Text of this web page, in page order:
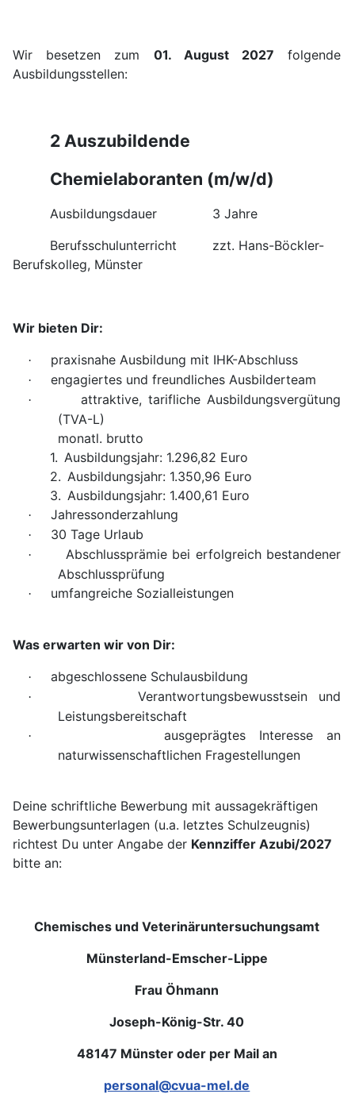
Wir besetzen zum 01. August 2027 folgende
Ausbildungsstellen:
2 Auszubildende
Chemielaboranten (m/w/d)
Ausbildungsdauer
3 Jahre
Berufsschulunterricht
zzt. Hans-Böckler-
Berufskolleg, Münster
Wir bieten Dir:
· praxisnahe Ausbildung mit IHK-Abschluss
· engagiertes und freundliches Ausbilderteam
·
attraktive, tarifliche Ausbildungsvergütung
(TVA-L)
monatl. brutto
1. Ausbildungsjahr: 1.296,82 Euro
2. Ausbildungsjahr: 1.350,96 Euro
3. Ausbildungsjahr: 1.400,61 Euro
· Jahressonderzahlung
· 30 Tage Urlaub
·
Abschlussprämie bei erfolgreich bestandener
Abschlussprüfung
· umfangreiche Sozialleistungen
Was erwarten wir von Dir:
· abgeschlossene Schulausbildung
·
Verantwortungsbewusstsein und
Leistungsbereitschaft
·
ausgeprägtes Interesse an
naturwissenschaftlichen Fragestellungen
Deine schriftliche Bewerbung mit aussagekräftigen
Bewerbungsunterlagen (u.a. letztes Schulzeugnis)
richtest Du unter Angabe der Kennziffer Azubi/2027
bitte an:
Chemisches und Veterinäruntersuchungsamt
Münsterland-Emscher-Lippe
Frau Öhmann
Joseph-König-Str. 40
48147 Münster oder per Mail an
personal@cvua-mel.de